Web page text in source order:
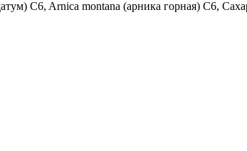
C6, Arnica montana (арника горная) C6,